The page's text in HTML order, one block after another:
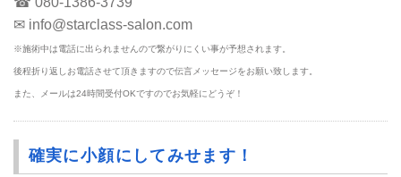
✉ info@starclass-salon.com
※施術中は電話に出られませんので繋がりにくい事が予想されます。
後程折り返しお電話させて頂きますので伝言メッセージをお願い致します。
また、メールは24時間受付OKですのでお気軽にどうぞ！
確実に小顔にしてみせます！